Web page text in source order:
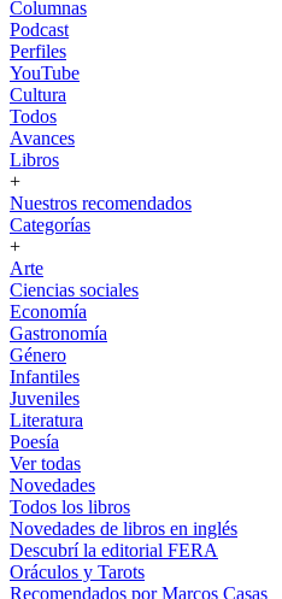
Columnas
Podcast
Perfiles
YouTube
Cultura
Todos
Avances
Libros
+
Nuestros recomendados
Categorías
+
Arte
Ciencias sociales
Economía
Gastronomía
Género
Infantiles
Juveniles
Literatura
Poesía
Ver todas
Novedades
Todos los libros
Novedades de libros en inglés
Descubrí la editorial FERA
Oráculos y Tarots
Recomendados por Marcos Casas